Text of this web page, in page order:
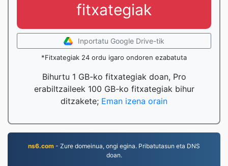
fitxategiak
Inportatu Google Drive-tik
*Fitxategiak 24 ordu igaro ondoren ezabatuta
Bihurtu 1 GB-ko fitxategiak doan, Pro
erabiltzaileek 100 GB-ko fitxategiak bihur
ditzakete; Eman izena orain
ns6.com - Zure domeinua, ongi egina. Pribatutasun eta DNS
doan.